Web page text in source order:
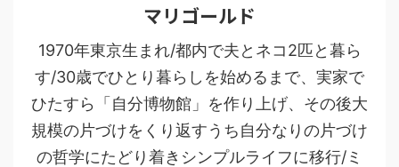
マリゴールド
1970年東京生まれ/都内で夫とネコ2匹と暮ら
す/30歳でひとり暮らしを始めるまで、実家で
ひたすら「自分博物館」を作り上げ、その後大
規模の片づけをくり返すうち自分なりの片づけ
の哲学にたどり着きシンプルライフに移行/ミ